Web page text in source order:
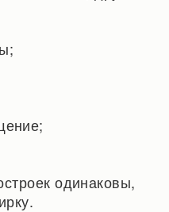
одинаковы,